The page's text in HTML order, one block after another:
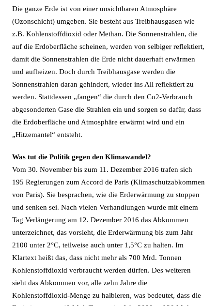
Die ganze Erde ist von einer unsichtbaren Atmosphäre
(Ozonschicht) umgeben. Sie besteht aus Treibhausgasen wie
z.B. Kohlenstoffdioxid oder Methan. Die Sonnenstrahlen, die
auf die Erdoberfläche scheinen, werden von selbiger reflektiert,
damit die Sonnenstrahlen die Erde nicht dauerhaft erwärmen
und aufheizen. Doch durch Treibhausgase werden die
Sonnenstrahlen daran gehindert, wieder ins All reflektiert zu
werden. Stattdessen „fangen“ die durch den Co2-Verbrauch
abgesonderten Gase die Strahlen ein und sorgen so dafür, dass
die Erdoberfläche und Atmosphäre erwärmt wird und ein
„Hitzemantel“ entsteht.
Was tut die Politik gegen den Klimawandel?
Vom 30. November bis zum 11. Dezember 2016 trafen sich
195 Regierungen zum Accord de Paris (Klimaschutzabkommen
von Paris). Sie besprachen, wie die Erderwärmung zu stoppen
und senken sei. Nach vielen Verhandlungen wurde mit einem
Tag Verlängerung am 12. Dezember 2016 das Abkommen
unterzeichnet, das vorsieht, die Erderwärmung bis zum Jahr
2100 unter 2°C, teilweise auch unter 1,5°C zu halten. Im
Klartext heißt das, dass nicht mehr als 700 Mrd. Tonnen
Kohlenstoffdioxid verbraucht werden dürfen. Des weiteren
sieht das Abkommen vor, alle zehn Jahre die
Kohlenstoffdioxid-Menge zu halbieren, was bedeutet, dass die